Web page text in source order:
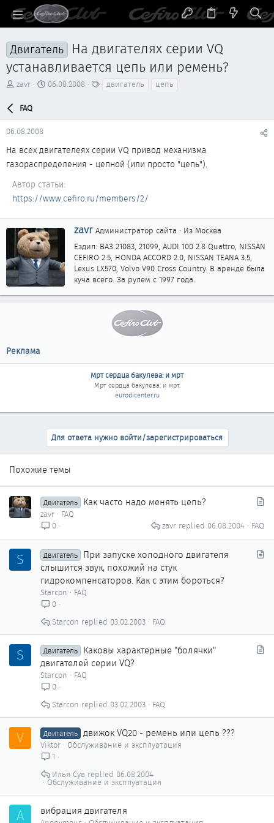
Двигатель На двигателях серии VQ
устанавливается цепь или ремень?
А
р
т
е
м
ы
zavr
Д
ч
а
л
а
06.08.2008 двигатель цепь
FAQ
06.08.2008
На всех двигателеях серии VQ привод механизма
газораспределения - цепной (или просто "цепь").
Автор статьи
https://www.cefiro.ru/members/2/
А
т
о
р
zavr Администратор сайта · Из Москва
Ездил: ВАЗ 21083, 21099, AUDI 100 2.8 Quattro, NISSAN
CEFIRO 2.5, HONDA ACCORD 2.0, NISSAN TEANA 3.5,
Lexus LX570, Volvo V90 Cross Country. В аренде была
куча всего. За рулем с 1997 года.
Реклама
Мрт сердца бакулева: и мрт
Мрт сердца бакулева: и мрт.
eurodicenter.ru
Для ответа нужно войти/зарегистрироваться
Похожие темы
т
Двигатель Как часто надо менять цепь?
zavr
FAQ
0
FAQ
06.08.2004
zavr
S Двигатель При запуске холодного двигателя
слышится звук, похожий на стук
гидрокомпенсаторов. Как с этим бороться?
Starcon
FAQ
0
FAQ
03.02.2003
Starcon
S Двигатель Каковы характерные "болячки"
двигателей серии VQ?
Starcon
FAQ
0
FAQ
03.02.2003
Starcon
V Двигатель движок VQ20 - ремень или цепь ???
Viktor
Обслуживание и эксплуатация
1
Обслуживание и эксплуатация
06.08.2004
Илья Сув
A вибрация двигателя